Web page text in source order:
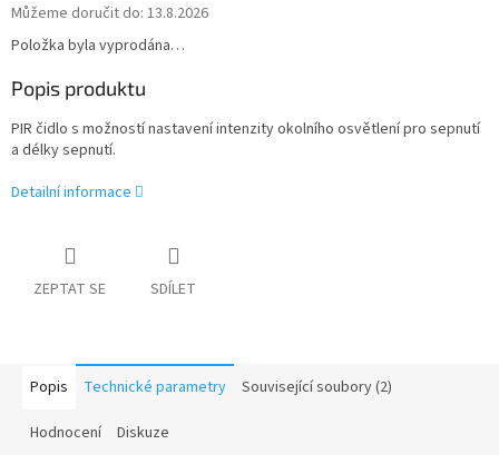
Můžeme doručit do: 13.8.2026
Položka byla vyprodána…
Popis produktu
PIR čidlo s možností nastavení intenzity okolního osvětlení pro sepnutí
a délky sepnutí.
Detailní informace
ZEPTAT SE SDÍLET
Popis Technické parametry Související soubory (2)
Hodnocení Diskuze